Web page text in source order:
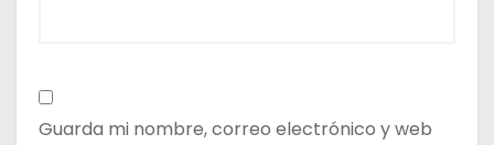
Guarda mi nombre, correo electrónico y web